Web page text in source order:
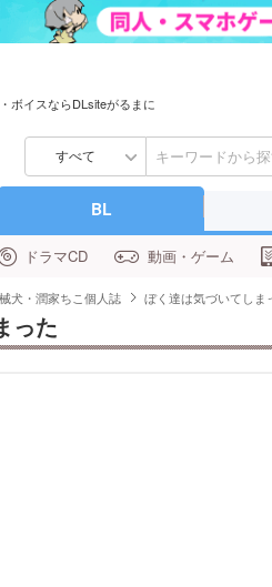
ボイスならDLsiteがるまに
すべて
BL
ドラマCD 動画・ゲーム
犬・潤家ちこ個人誌 ぼく達は気づいてしま
った